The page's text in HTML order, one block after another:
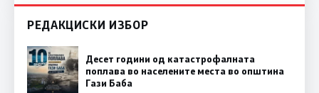
РЕДАКЦИСКИ ИЗБОР
Десет години од катастрофалната
поплава во населените места во општина
Гази Баба